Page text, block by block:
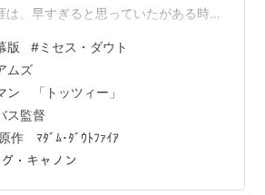
は、早すぎると思っていたがある時…
ちでいっぱいになった事を思い出
にいた人たちが心穏やかに今を過ご
い…。 視聴した作品は… ★🌟🌟🌟🌟
ダウト 原題=Mrs. Doubtfire ★🌟🌟
=ｸﾘｽ･ｺﾛﾝﾊﾞｽ氏脚本…
版 #ミセス・ダウト
ムズ
ン 「トッツィー」
ス監督
作 ﾏﾀﾞﾑ･ﾀﾞｳﾄﾌｧｲｱ
・キャノン